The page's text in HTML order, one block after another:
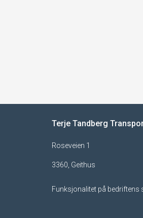
Terje Tandberg
Roseveien 1
3360, Geithus
Funksjonalitet på bedriftens